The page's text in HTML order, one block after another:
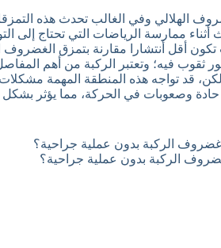
الهلالي وفي الغالب تحدث هذه
ممارسة الرياضات التي تحتاج إلى
تكون أقل أنتشارا مقارنة بتمزق الغضروف
فيه؛ وتعتبر الركبة من أهم
قد تواجه هذه المنطقة المهمة مشكلات
وصعوبات في الحركة، مما يؤثر
الركبة بدون عملية جراحية؟